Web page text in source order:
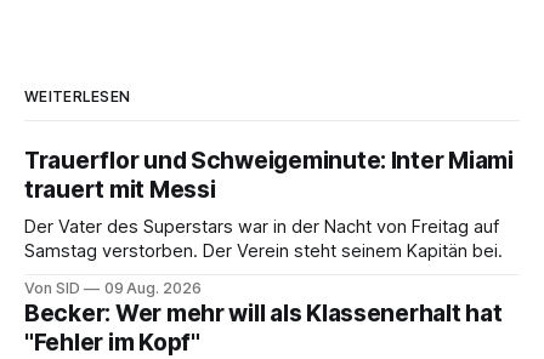
WEITERLESEN
Trauerflor und Schweigeminute: Inter Miami
trauert mit Messi
Der Vater des Superstars war in der Nacht von Freitag auf
Samstag verstorben. Der Verein steht seinem Kapitän bei.
Von SID 09 Aug. 2026
Becker: Wer mehr will als Klassenerhalt hat
"Fehler im Kopf"